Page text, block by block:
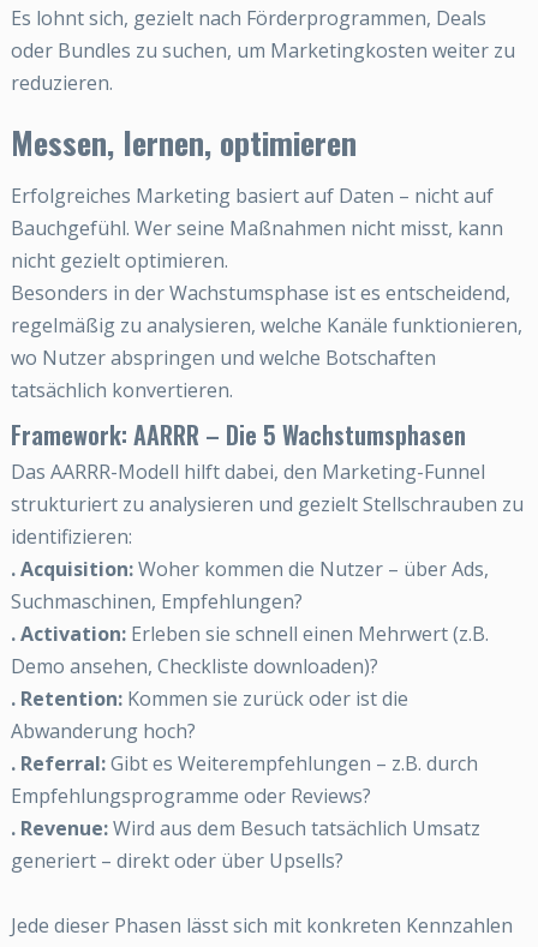
Es lohnt sich, gezielt nach Förderprogrammen, Deals
oder Bundles zu suchen, um Marketingkosten weiter zu
reduzieren.
Messen, lernen, optimieren
Erfolgreiches Marketing basiert auf Daten – nicht auf
Bauchgefühl. Wer seine Maßnahmen nicht misst, kann
nicht gezielt optimieren.
Besonders in der Wachstumsphase ist es entscheidend,
regelmäßig zu analysieren, welche Kanäle funktionieren,
wo Nutzer abspringen und welche Botschaften
tatsächlich konvertieren.
Framework: AARRR – Die 5 Wachstumsphasen
Das AARRR-Modell hilft dabei, den Marketing-Funnel
strukturiert zu analysieren und gezielt Stellschrauben zu
identifizieren:
. Acquisition:Woher kommen die Nutzer – über Ads,
Suchmaschinen, Empfehlungen?
. Activation:Erleben sie schnell einen Mehrwert (z.B.
Demo ansehen, Checkliste downloaden)?
. Retention:Kommen sie zurück oder ist die
Abwanderung hoch?
. Referral:Gibt es Weiterempfehlungen – z.B. durch
Empfehlungsprogramme oder Reviews?
. Revenue:Wird aus dem Besuch tatsächlich Umsatz
generiert – direkt oder über Upsells?
Jede dieser Phasen lässt sich mit konkreten Kennzahlen